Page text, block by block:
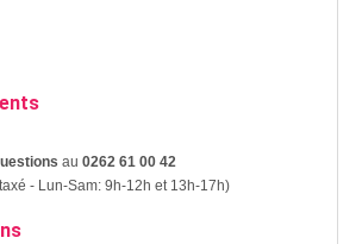
au 0262 61 00 42
- Lun-Sam: 9h-12h et 13h-17h)